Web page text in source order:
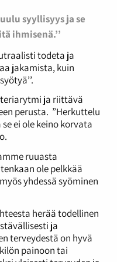
syyllisyys ja se
ihmisenä.’’
todeta ja
jakamista, kuin
ja riittävä
perusta. ”Herkuttelu
ei ole keino korvata
ruuasta
ole pelkkää
yhdessä syöminen
herää todellinen
ja
terveydestä on hyvä
painoon tai